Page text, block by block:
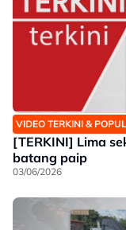
VIDEO TERKINI &
[TERKINI] Lima
batang paip
03/06/2026